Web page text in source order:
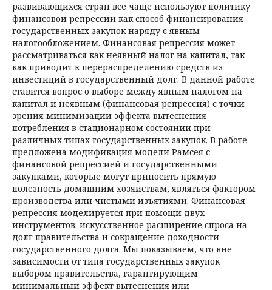
развивающихся стран все чаще ис­пользуют политику
финансовой репрессии как способ финансирования
государственных закупок наряду с явным
налогообложением. Финансовая реп­рессия может
рассматриваться как неявный налог на капитал, так
как приводит к перераспределению средств из
инвестиций в государственный долг. В данной работе
ставится вопрос о выборе между явным налогом на
капитал и неявным (финансовая репрессия) с точки
зрения минимизации эффекта вытеснения
потребления в стационарном состоянии при
различных типах государственных закупок. В работе
предложена модификация модели Рамсея с
финансовой репрессией и государственными
закупками, которые могут приносить прямую
полезность домашним хозяйствам, являться фактором
производства или чистыми изъятиями. Финансовая
репрессия моделируется при помощи двух
инструментов: искусственное расширение спроса на
долг правительства и сокращение доходности
государственного долга. Мы показываем, что вне
зависимости от типа государственных закупок
выбором правительства, гарантирующим
минимальный эффект вытеснения или